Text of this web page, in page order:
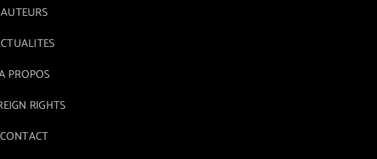
AUTEURS
PROPOS
RIGHTS
CONTACT